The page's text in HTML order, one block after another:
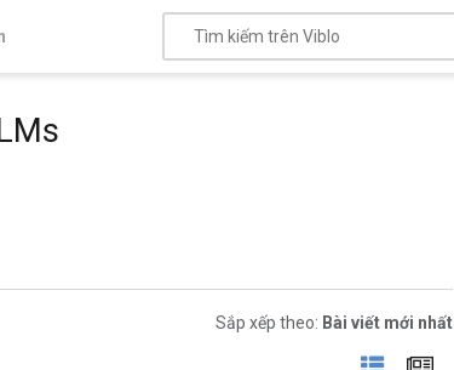
Sắp xếp theo: Bài viết mới nhất